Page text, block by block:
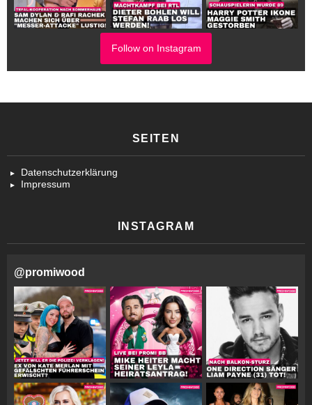
Follow on Instagram
SEITEN
Datenschutzerklärung
Impressum
INSTAGRAM
@promiwood